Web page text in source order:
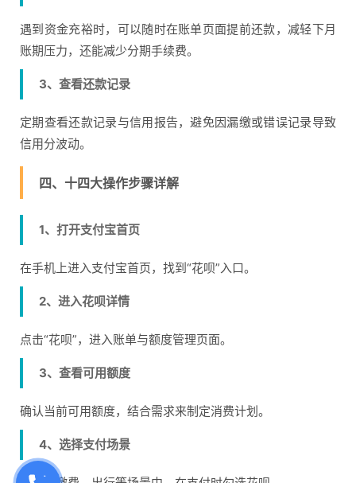
遇到资金充裕时，可以随时在账单页面提前还款，减轻下月
账期压力，还能减少分期手续费。
3、查看还款记录
定期查看还款记录与信用报告，避免因漏缴或错误记录导致
信用分波动。
四、十四大操作步骤详解
1、打开支付宝首页
在手机上进入支付宝首页，找到“花呗”入口。
2、进入花呗详情
点击“花呗”，进入账单与额度管理页面。
3、查看可用额度
确认当前可用额度，结合需求来制定消费计划。
4、选择支付场景